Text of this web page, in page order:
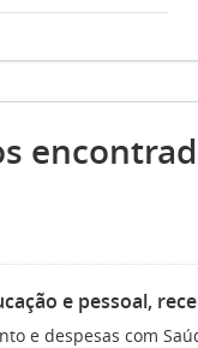
e pessoal,
e despesas com